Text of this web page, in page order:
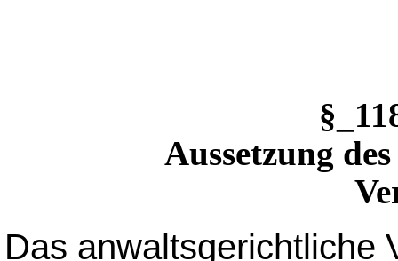
Aussetzung
Das anwaltsgerichtliche